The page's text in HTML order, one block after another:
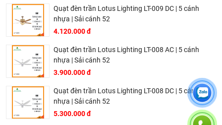
Quạt trần đèn LED DCT Fan DCT1102/T0
Thông số kỹ thuật chi tiết của quạt trần đèn LED DCT
FAN DCT1102/TO
Loại sản phẩm: Quạt trần kết hợp đèn LED chiếu sáng
(dáng vuông)
Kích thước (DxR): 1100 x 700 mm
Công suất đèn: 320 W
Công suất quạt: 36 W
Quạt đèn trần Lotus Lighting LT-009 DC | 5 cánh
nhựa | Sải cánh 52
4.120.000 đ
Quạt đèn trần Lotus Lighting LT-008 AC | 5 cánh
nhựa | Sải cánh 52
3.900.000 đ
Quạt đèn trần Lotus Lighting LT-008 DC | 5 cánh
nhựa | Sải cánh 52
5.300.000 đ